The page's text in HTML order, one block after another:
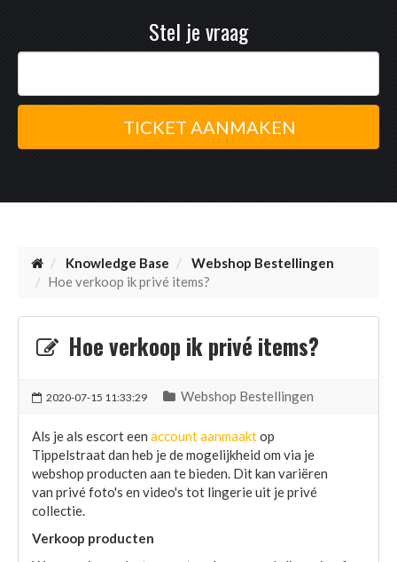
Stel je vraag
Knowledge Base
Webshop Bestellingen
Hoe verkoop ik privé items?
Hoe verkoop ik privé items?
2020-07-15 11:33:29 Webshop Bestellingen
Als je als escort een account aanmaaktop
Tippelstraat dan heb je de mogelijkheid om via je
webshop producten aan te bieden. Dit kan variëren
van privé foto's en video's tot lingerie uit je privé
collectie.
Verkoop producten